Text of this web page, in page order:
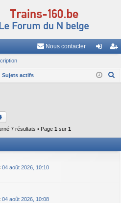
Nous contacter
ne cri
Sujets actifs
c
7 résultats • Page 1 sur 1
04 août 2026, 10:10
04 août 2026, 10:08